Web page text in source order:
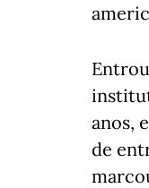
anos,
de